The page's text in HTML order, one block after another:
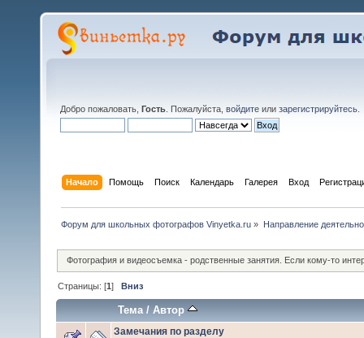
Добро пожаловать, Гость . Пожалуйста, войдите или зарегистрируйтесь
Начало Помощь Поиск Календарь Галерея Вход
Форум для школьных фотографов Vinyetka.ru » Направление
Фотография и видеосъемка - родственные занятия. Если кому-то
Страницы: [1]Вниз
Тема /Автор
Замечания по разделу